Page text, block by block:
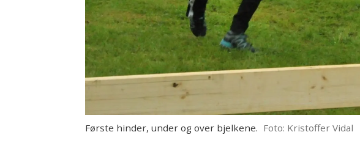
Første hinder, under og over bjelkene. Foto: Kristoffer Vidal